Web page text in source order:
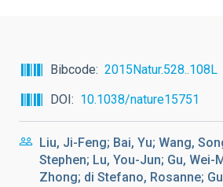
Bibcode
2015Natur.528..108L
DOI
10.1038/nature15751
Liu, Ji-Feng; Bai, Yu; Wang,
Stephen; Lu, You-Jun; Gu, Wei-
Zhong; di Stefano, Rosanne;